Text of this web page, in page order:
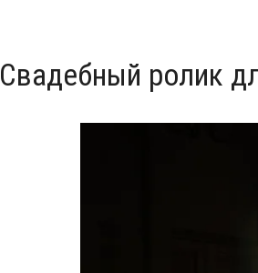
Свадебный ролик